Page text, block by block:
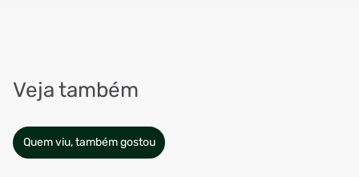
Veja também
Quem viu, também gostou